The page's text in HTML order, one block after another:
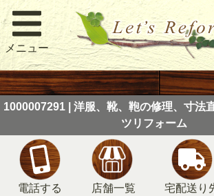
メニュー
1000007291 | 洋服、靴、鞄の修理、寸法
ツリフォーム
電話する 店舗一覧 宅配送り